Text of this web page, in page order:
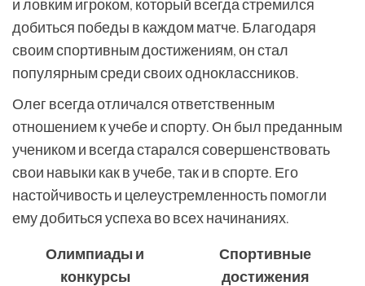
и ловким игроком, который всегда стремился
добиться победы в каждом матче. Благодаря
своим спортивным достижениям, он стал
популярным среди своих одноклассников.
Олег всегда отличался ответственным
отношением к учебе и спорту. Он был преданным
учеником и всегда старался совершенствовать
свои навыки как в учебе, так и в спорте. Его
настойчивость и целеустремленность помогли
ему добиться успеха во всех начинаниях.
Олимпиады и
конкурсы
Спортивные
достижения